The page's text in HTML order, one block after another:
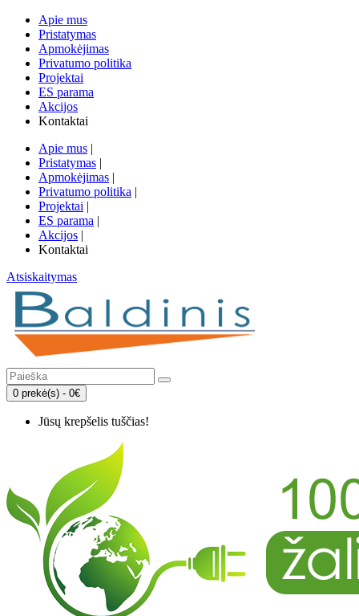
Apie mus
Pristatymas
Apmokėjimas
Privatumo politika
Projektai
ES parama
Akcijos
Kontaktai
Apie mus |
Pristatymas |
Apmokėjimas |
Privatumo politika |
Projektai |
ES parama |
Akcijos |
Kontaktai
Atsiskaitymas
0 prekė(s) - 0€
Jūsų krepšelis tuščias!